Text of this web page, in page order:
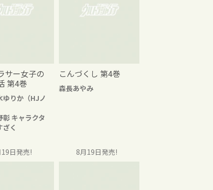
サー女子の
第4巻
ゆりか（HJノ
彰 キャラクタ
ざく
こんづくし 第4巻
森長あやみ
日発売! 8月19日発売!